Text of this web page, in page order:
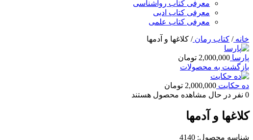
معرفی کتاب رواشناسی
معرفی کتاب ادبی
معرفی کتاب علمی
خانه/ کتاب رمان/ كلاغها و آدمها
پارسا 2,000,000 تومان
بازگشت به محصولات
ده حکایت 2,000,000 تومان
0 نفر در حال مشاهده محصول هستند
كلاغها و آدمها
شناسه محصول: 4140